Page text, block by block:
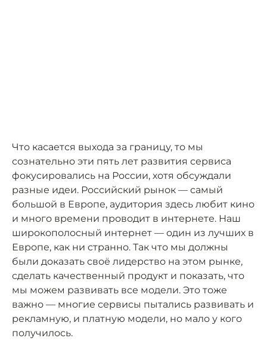
Что касается выхода за границу, то мы
сознательно эти пять лет развития сервиса
фокусировались на России, хотя обсуждали
разные идеи. Российский рынок — самый
большой в Европе, аудитория здесь любит кино
и много времени проводит в интернете. Наш
широкополосный интернет — один из лучших в
Европе, как ни странно. Так что мы должны
были доказать своё лидерство на этом рынке,
сделать качественный продукт и показать, что
мы можем развивать все модели. Это тоже
важно — многие сервисы пытались развивать и
рекламную, и платную модели, но мало у кого
получилось.